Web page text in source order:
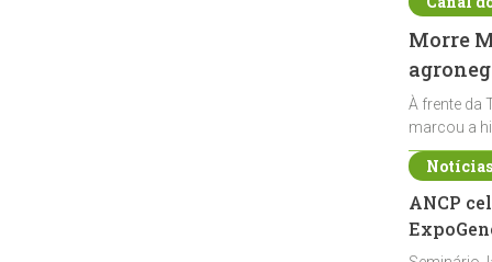
Morre
À frente da
marcou a
ANCP